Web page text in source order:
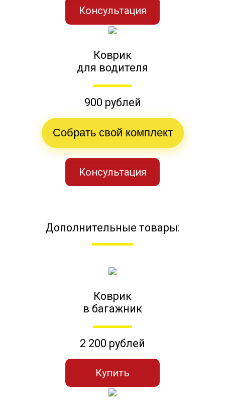
Консультация
Коврик
для водителя
900 рублей
Собрать свой комплект
Консультация
Дополнительные товары:
Коврик
в багажник
2 200 рублей
Купить